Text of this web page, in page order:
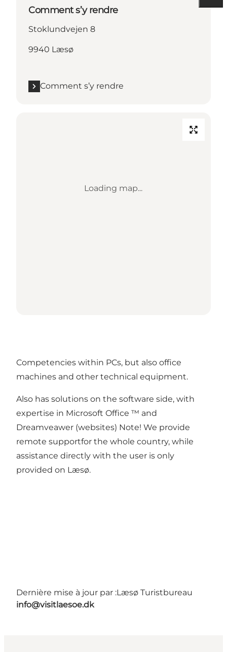
Comment s’y rendre
Stoklundvejen 8
9940 Læsø
Comment s’y rendre
Loading map...
Competencies within PCs, but also office
machines and other technical equipment.
Also has solutions on the software side, with
expertise in Microsoft Office ™ and
Dreamveawer (websites) Note! We provide
remote supportfor the whole country, while
assistance directly with the user is only
provided on Læsø.
Dernière mise à jour par :Læsø Turistbureau
info@visitlaesoe.dk